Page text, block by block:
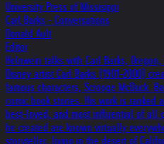
University Press of Missisippi
Carl Barks - Conversations
Donald Ault
Editor
Helnwein talks with Carl Barks, Oregon,
Disney artist Carl Barks (1901-2000)
famous characters, Scrooge McDuck.
comic book stories. His work is ranked
best-loved, and most influential of all
he created are known virtually
storyteller, living in the desert of